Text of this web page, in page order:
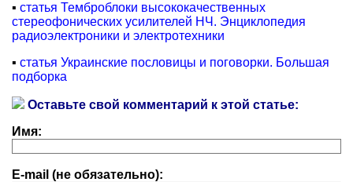
▪ статья Темброблоки высококачественных
стереофонических усилителей НЧ. Энциклопедия
радиоэлектроники и электротехники
▪ статья Украинские пословицы и поговорки. Большая
подборка
Оставьте свой комментарий к этой статье:
Имя:
E-mail (не обязательно):